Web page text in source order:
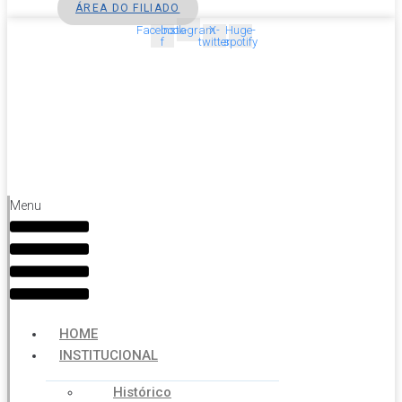
ÁREA DO FILIADO
Facebook-
f
InstagramX-
twitter
Huge-
spotify
Menu
HOME
INSTITUCIONAL
Histórico